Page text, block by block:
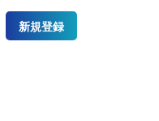
新規登録